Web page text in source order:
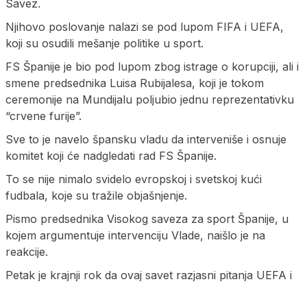
Savez.
Njihovo poslovanje nalazi se pod lupom FIFA i UEFA,
koji su osudili mešanje politike u sport.
FS Španije je bio pod lupom zbog istrage o korupciji, ali i
smene predsednika Luisa Rubijalesa, koji je tokom
ceremonije na Mundijalu poljubio jednu reprezentativku
“crvene furije”.
Sve to je navelo špansku vladu da interveniše i osnuje
komitet koji će nadgledati rad FS Španije.
To se nije nimalo svidelo evropskoj i svetskoj kući
fudbala, koje su tražile objašnjenje.
Pismo predsednika Visokog saveza za sport Španije, u
kojem argumentuje intervenciju Vlade, naišlo je na
reakcije.
Petak je krajnji rok da ovaj savet razjasni pitanja UEFA i